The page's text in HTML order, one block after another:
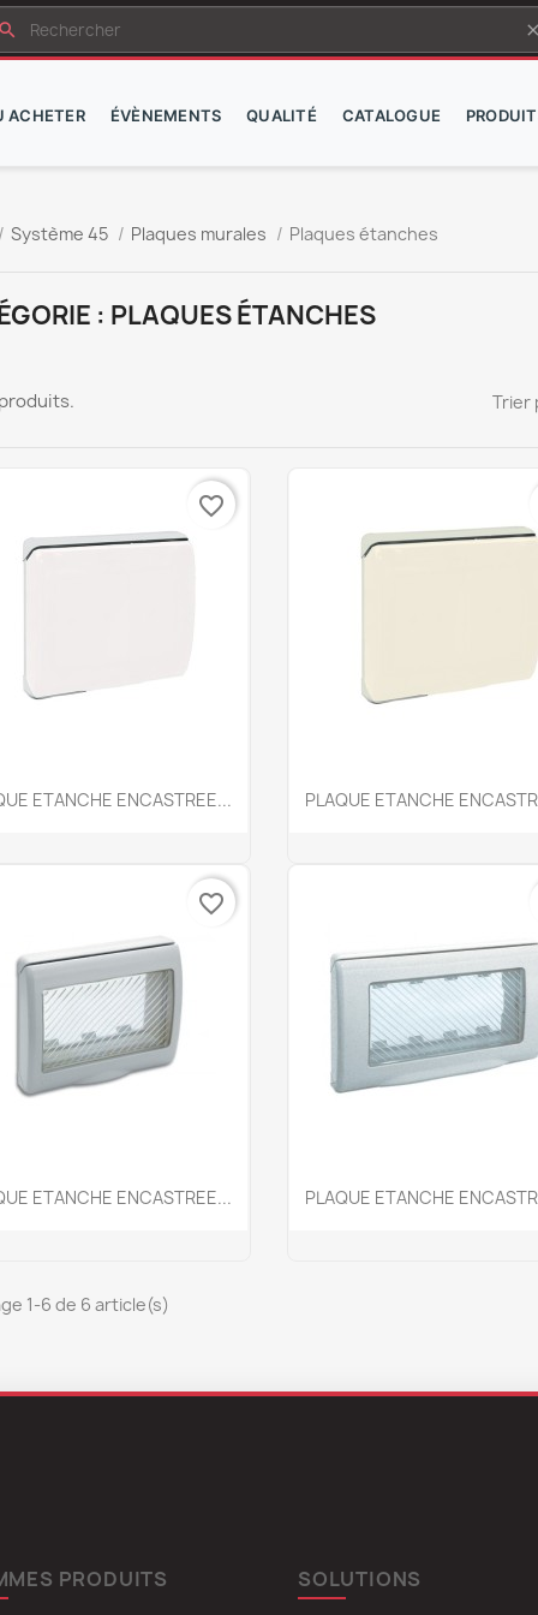
clear
ACHETER ÉVÈNEMENTS QUALITÉ CATALOGUE
Système 45 Plaques murales Plaques étanches
: PLAQUES ÉTANCHES
Trier
Aperçu rapide
ETANCHE ENCASTREE...
favorite_border
Aperçu rapide
PLAQUE ETANCHE
Aperçu rapide
ETANCHE ENCASTREE...
favorite_border
Aperçu rapide
PLAQUE ETANCHE
1-6 de 6 article(s)
PRODUITS SOLUTIONS